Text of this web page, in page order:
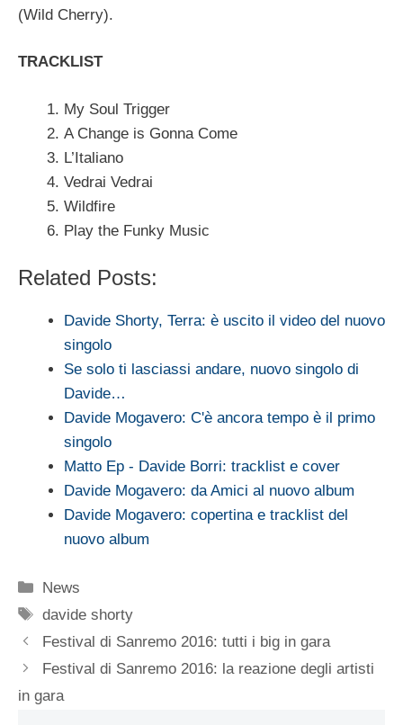
(Wild Cherry).
TRACKLIST
My Soul Trigger
A Change is Gonna Come
L’Italiano
Vedrai Vedrai
Wildfire
Play the Funky Music
Related Posts:
Davide Shorty, Terra: è uscito il video del nuovo
singolo
Se solo ti lasciassi andare, nuovo singolo di
Davide…
Davide Mogavero: C'è ancora tempo è il primo
singolo
Matto Ep - Davide Borri: tracklist e cover
Davide Mogavero: da Amici al nuovo album
Davide Mogavero: copertina e tracklist del
nuovo album
Categorie
News
Tag
davide shorty
Festival di Sanremo 2016: tutti i big in gara
Festival di Sanremo 2016: la reazione degli artisti
in gara